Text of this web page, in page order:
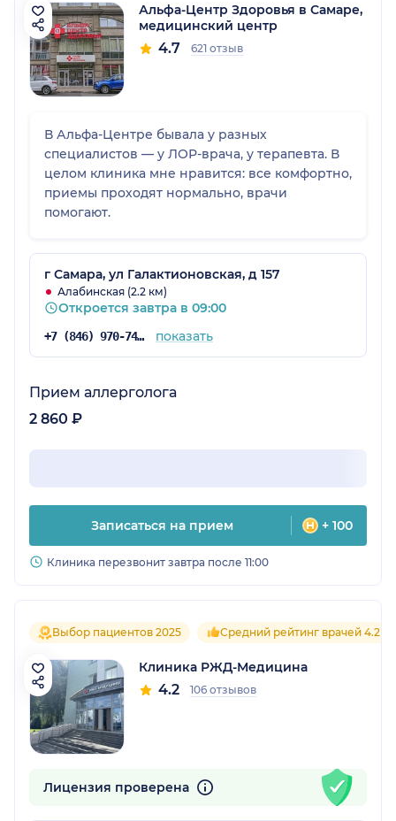
Альфа-Центр Здоровья в Самаре,
медицинский центр
4.7 621 отзыв
В Альфа-Центре бывала у разных
специалистов — у ЛОР-врача, у терапевта. В
целом клиника мне нравится: все комфортно,
приемы проходят нормально, врачи
помогают.
г Самара, ул Галактионовская, д 157
Алабинская (2.2 км)
Откроется завтра в 09:00
+7 (846) 970-74-07 показать
Прием аллерголога
2 860 ₽
Записаться на прием + 100
Клиника перезвонит завтра после 11:00
Выбор пациентов 2025 Средний рейтинг врачей 4.2
Клиника РЖД-Медицина
4.2 106 отзывов
Лицензия проверена